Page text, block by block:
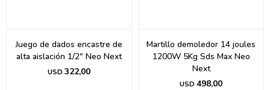
Juego de dados encastre de
alta aislación 1/2" Neo Next
USD 322,00
Martillo demoledor 14 joules
1200W 5Kg Sds Max Neo
Next
USD 498,00